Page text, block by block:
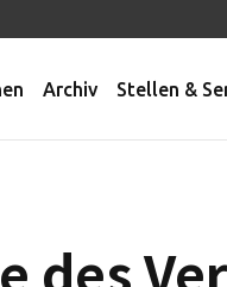
Archiv Stellen &
des